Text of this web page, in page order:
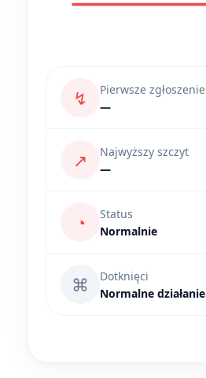
↯
Pierwsze zgłoszenie
—
↗
Najwyższy szczyt
—
◔
Status
Normalnie
⌘
Dotknięci
Normalne działanie